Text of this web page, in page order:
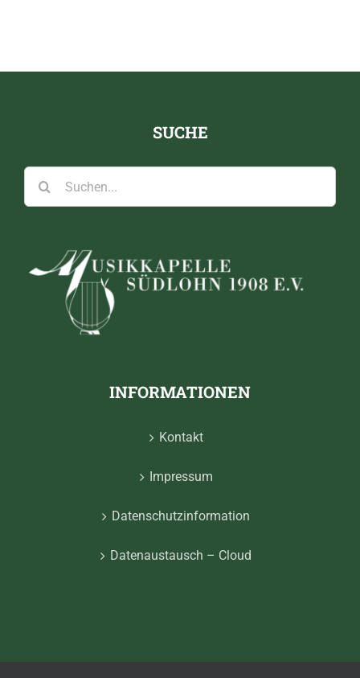
SUCHE
nach:
INFORMATIONEN
Kontakt
Impressum
Datenschutzinformation
Datenaustausch – Cloud